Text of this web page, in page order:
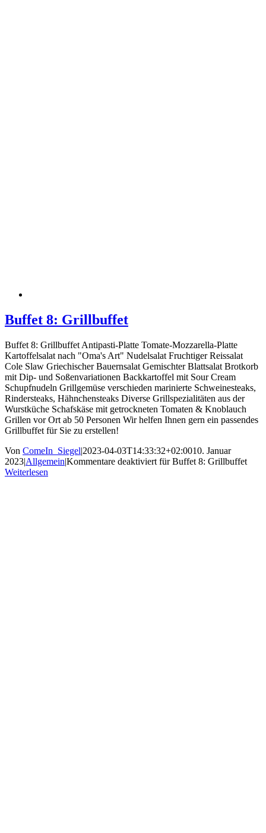
Buffet 8: Grillbuffet
Buffet 8: Grillbuffet Antipasti-Platte Tomate-Mozzarella-Platte
Kartoffelsalat nach "Oma's Art" Nudelsalat Fruchtiger Reissalat
Cole Slaw Griechischer Bauernsalat Gemischter Blattsalat Brotkorb
mit Dip- und Soßenvariationen Backkartoffel mit Sour Cream
Schupfnudeln Grillgemüse verschieden marinierte Schweinesteaks,
Rindersteaks, Hähnchensteaks Diverse Grillspezialitäten aus der
Wurstküche Schafskäse mit getrockneten Tomaten & Knoblauch
Grillen vor Ort ab 50 Personen Wir helfen Ihnen gern ein passendes
Grillbuffet für Sie zu erstellen!
Von ComeIn_Siegel|2023-04-03T14:33:32+02:0010. Januar
2023|Allgemein|Kommentare deaktiviert für Buffet 8: Grillbuffet
Weiterlesen